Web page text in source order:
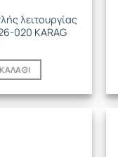
λειτουργίας
020 KARAG